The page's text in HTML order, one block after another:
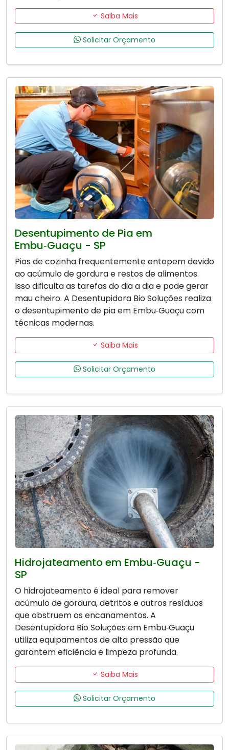
Saiba Mais
Solicitar Orçamento
Desentupimento de Pia em
Embu‑Guaçu - SP
Pias de cozinha frequentemente entopem devido
ao acúmulo de gordura e restos de alimentos.
Isso dificulta as tarefas do dia a dia e pode gerar
mau cheiro. A Desentupidora Bio Soluções realiza
o desentupimento de pia em Embu‑Guaçu com
técnicas modernas.
Saiba Mais
Solicitar Orçamento
Hidrojateamento em Embu‑Guaçu -
SP
O hidrojateamento é ideal para remover
acúmulo de gordura, detritos e outros resíduos
que obstruem os encanamentos. A
Desentupidora Bio Soluções em Embu‑Guaçu
utiliza equipamentos de alta pressão que
garantem eficiência e limpeza profunda.
Saiba Mais
Solicitar Orçamento